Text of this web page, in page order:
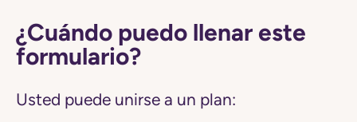
¿Cuándo puedo llenar este
formulario?
Usted puede unirse a un plan: